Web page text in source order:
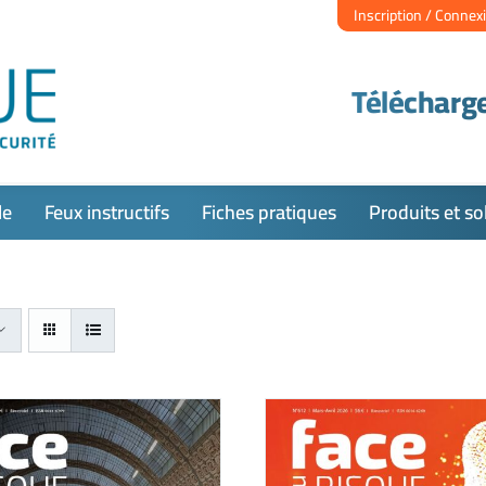
Inscription /
Feux instructifs Fiches pratiques Produits et